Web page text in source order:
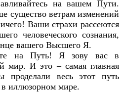
на вашем Пути.
существо ветрам изменений
Ваши страхи рассеются
человеческого сознания,
вашего Высшего Я.
на Путь! Я зову вас в
мир. И это – самая главная
проделали весь этот путь
иллюзорном мире.